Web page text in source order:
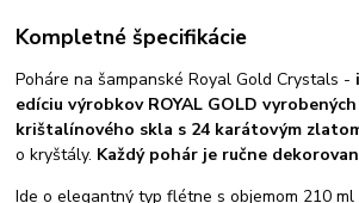
Kompletné špecifikácie
Poháre na šampanské Royal Gold Crystals -
edíciu výrobkov ROYAL GOLD
krištalínového skla s 24 karátovým
o kryštály. Každý pohár je ručne
Ide o elegantný typ flétne s objemom 210